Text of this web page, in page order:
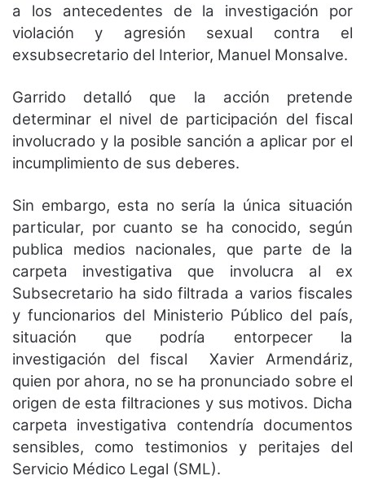
a los antecedentes de la investigación por
violación y agresión sexual contra el
exsubsecretario del Interior, Manuel Monsalve.
Garrido detalló que la acción pretende
determinar el nivel de participación del fiscal
involucrado y la posible sanción a aplicar por el
incumplimiento de sus deberes.
Sin embargo, esta no sería la única situación
particular, por cuanto se ha conocido, según
publica medios nacionales, que parte de la
carpeta investigativa que involucra al ex
Subsecretario ha sido filtrada a varios fiscales
y funcionarios del Ministerio Público del país,
situación que podría entorpecer la
investigación del fiscal Xavier Armendáriz,
quien por ahora, no se ha pronunciado sobre el
origen de esta filtraciones y sus motivos. Dicha
carpeta investigativa contendría documentos
sensibles, como testimonios y peritajes del
Servicio Médico Legal (SML).